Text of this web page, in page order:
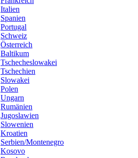
Italien
Spanien
Portugal
Schweiz
Österreich
Baltikum
Tschecheslowakei
Tschechien
Slowakei
Polen
Ungarn
Rumänien
Jugoslawien
Slowenien
Kroatien
Serbien/Montenegro
Kosovo